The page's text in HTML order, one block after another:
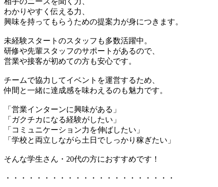
わかりやすく伝える力、
興味を持ってもらうための提案力が身につきます。
未経験スタートのスタッフも多数活躍中。
研修や先輩スタッフのサポートがあるので、
営業や接客が初めての方も安心です。
チームで協力してイベントを運営するため、
仲間と一緒に達成感を味わえるのも魅力です。
「営業インターンに興味がある」
「ガクチカになる経験がしたい」
「コミュニケーション力を伸ばしたい」
「学校と両立しながら土日でしっかり稼ぎたい」
そんな学生さん・20代の方におすすめです！
・・・・・・・・・・・・・・・・・・・・・・